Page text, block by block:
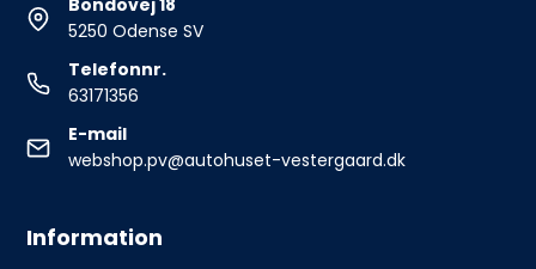
Bondovej 18
5250 Odense SV
Telefonnr.
63171356
E-mail
webshop.pv@autohuset-vestergaard.dk
Information